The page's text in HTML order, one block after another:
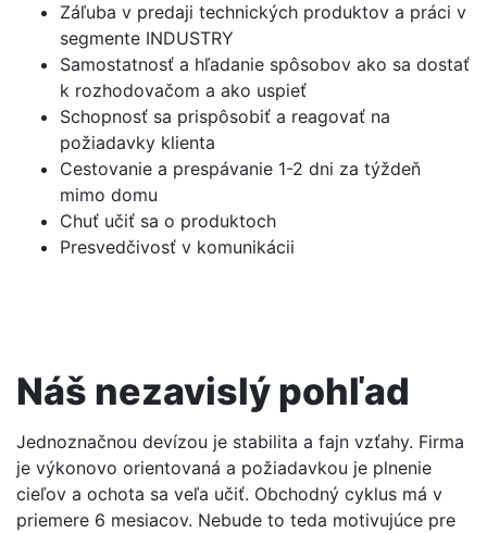
Záľuba v predaji technických produktov a práci v
segmente INDUSTRY
Samostatnosť a hľadanie spôsobov ako sa dostať
k rozhodovačom a ako uspieť
Schopnosť sa prispôsobiť a reagovať na
požiadavky klienta
Cestovanie a prespávanie 1-2 dni za týždeň
mimo domu
Chuť učiť sa o produktoch
Presvedčivosť v komunikácii
Náš nezavislý pohľad
Jednoznačnou devízou je stabilita a fajn vzťahy. Firma
je výkonovo orientovaná a požiadavkou je plnenie
cieľov a ochota sa veľa učiť. Obchodný cyklus má v
priemere 6 mesiacov. Nebude to teda motivujúce pre